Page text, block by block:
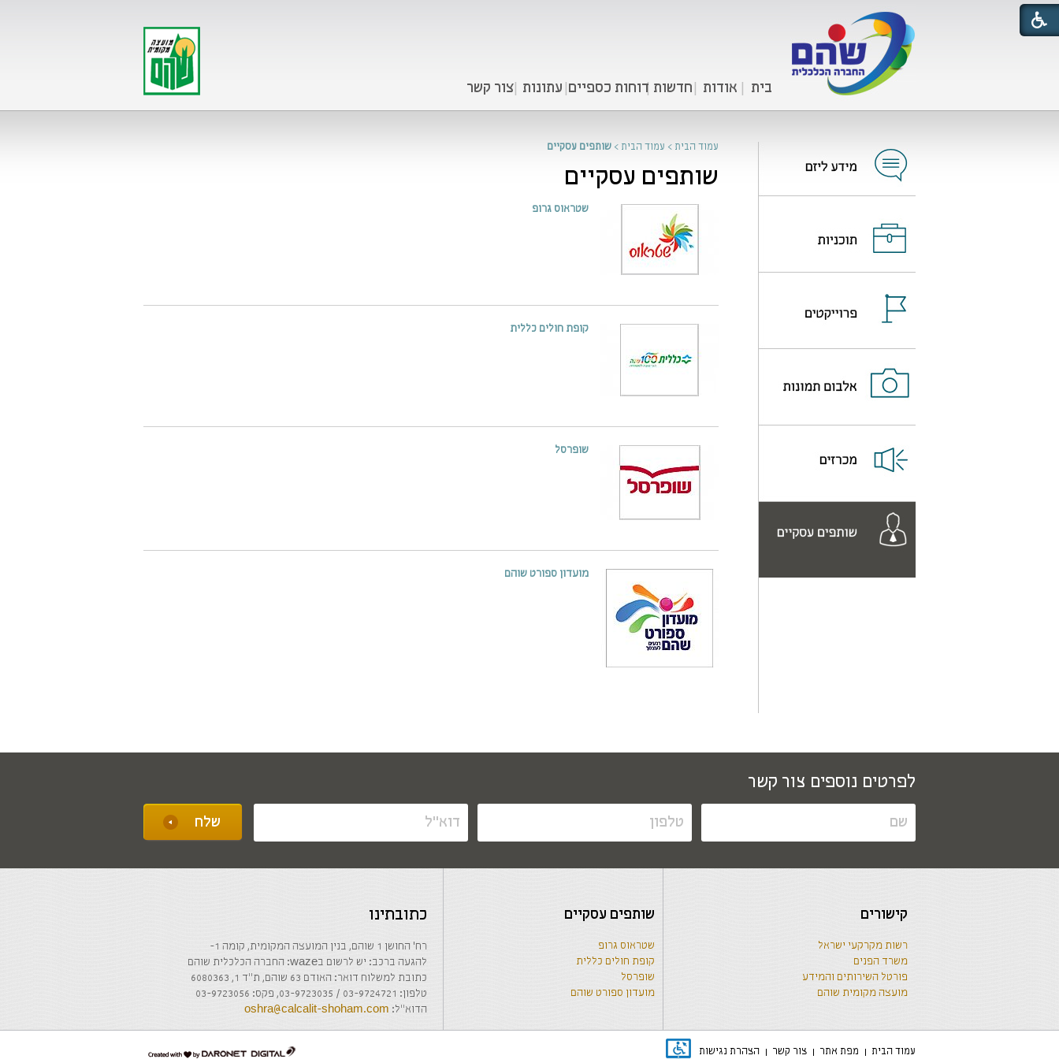
בית אודות חדשות דוחות כספיים עתונות צור קשר
עמוד הבית > עמוד הבית > שותפים עסקיים
שותפים עסקיים
שטראוס גרופ
קופת חולים כללית
שופרסל
מועדון ספורט שוהם
לפרטים נוספים צור קשר
קישורים
רשות מקרקעי ישראל
משרד הפנים
פורטל השירותים והמידע
מועצה מקומית שוהם
שותפים עסקיים
שטראוס גרופ
קופת חולים כללית
שופרסל
מועדון ספורט שוהם
כתובתינו
רח' החושן 1 שוהם, בנין המועצה המקומית, קומה 1-
להגעה ברכב: יש לרשום בwaze: החברה הכלכלית שוהם
כתובת למשלוח דואר: האודם 63 שוהם, ת"ד 1, 6080363
טלפון: 03-9724721 / 03-9723035, פקס: 03-9723056
הדוא"ל: oshra@calcalit-shoham.com
עמוד הבית מפת אתר צור קשר הצהרת נגישות